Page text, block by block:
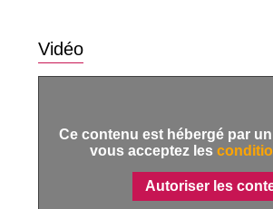
Vidéo
Ce contenu est hébergé par
vous acceptez les
Autoriser les